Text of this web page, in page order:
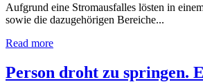
Aufgrund eine Stromausfalles lösten in
sowie die dazugehörigen Bereiche...
Read more
Person droht zu springen.